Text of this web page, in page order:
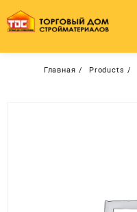
содержимому
Главная Products